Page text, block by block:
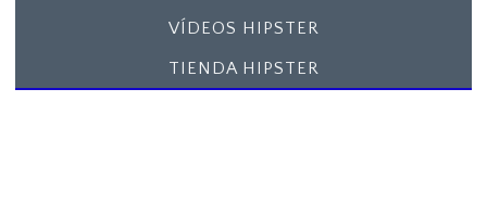
VÍDEOS HIPSTER
TIENDA HIPSTER